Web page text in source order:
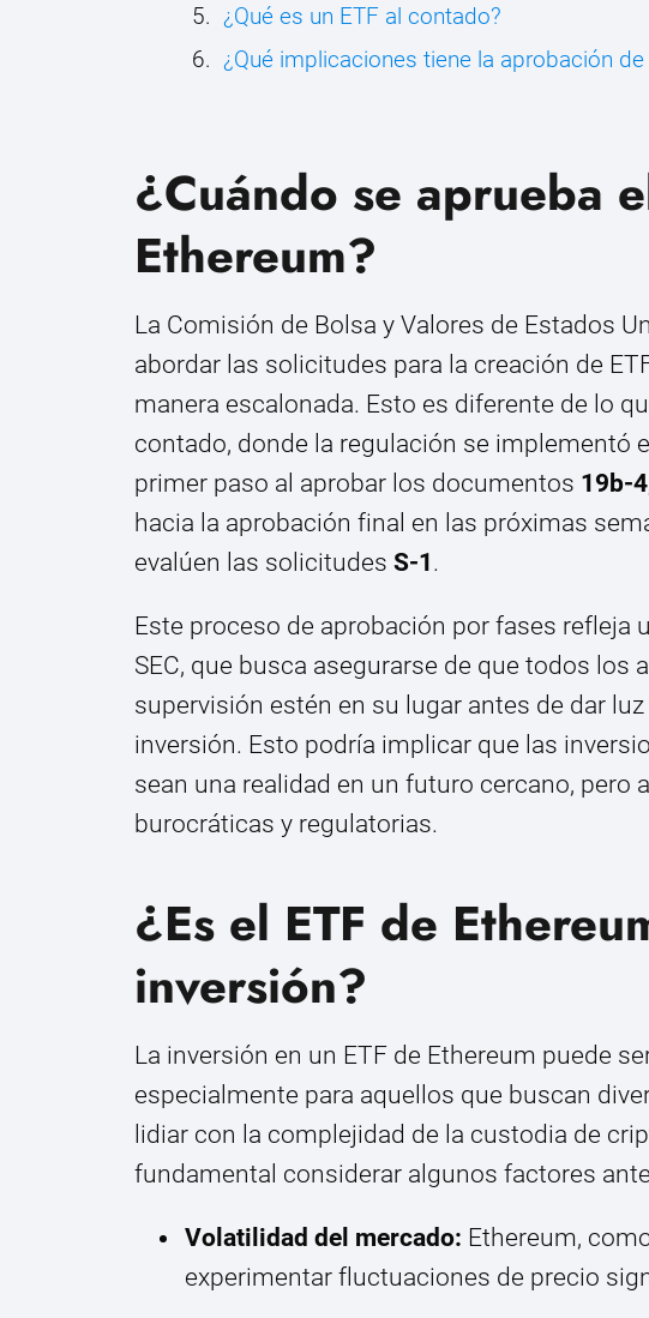
¿Qué es un ETF al contado?
¿Qué implicaciones tiene la aprobación
¿Cuándo se aprueba
Ethereum?
La Comisión de Bolsa y Valores de Estados
abordar las solicitudes para la creación de
manera escalonada. Esto es diferente de lo
contado, donde la regulación se implementó
primer paso al aprobar los documentos 19b-4
hacia la aprobación final en las próximas
evalúen las solicitudes S-1.
Este proceso de aprobación por fases refleja
SEC, que busca asegurarse de que todos los
supervisión estén en su lugar antes de dar
inversión. Esto podría implicar que las
sean una realidad en un futuro cercano, pero
burocráticas y regulatorias.
¿Es el ETF de
inversión?
La inversión en un ETF de Ethereum puede
especialmente para aquellos que buscan
lidiar con la complejidad de la custodia de
fundamental considerar algunos factores
Volatilidad del mercado: Ethereum,
experimentar fluctuaciones de precio